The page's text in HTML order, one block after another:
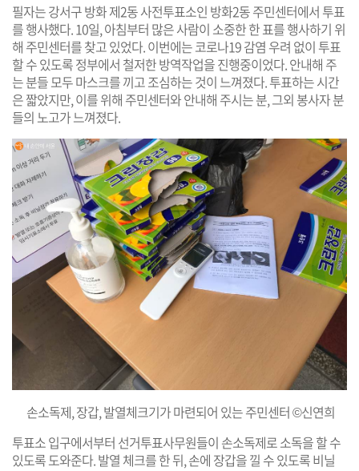
필자는 강서구 방화 제2동 사전투표소인 방화2동 주민센터에서 투표
를 행사했다. 10일, 아침부터 많은 사람이 소중한 한 표를 행사하기 위
해 주민센터를 찾고 있었다. 이번에는 코로나19 감염 우려 없이 투표
할 수 있도록 정부에서 철저한 방역작업을 진행중이었다. 안내해 주
는 분들 모두 마스크를 끼고 조심하는 것이 느껴졌다. 투표하는 시간
은 짧았지만, 이를 위해 주민센터와 안내해 주시는 분, 그외 봉사자 분
들의 노고가 느껴졌다.
손소독제, 장갑, 발열체크기가 마련되어 있는 주민센터 ©신연희
투표소 입구에서부터 선거투표사무원들이 손소독제로 소독을 할 수
있도록 도와준다. 발열 체크를 한 뒤, 손에 장갑을 낄 수 있도록 비닐